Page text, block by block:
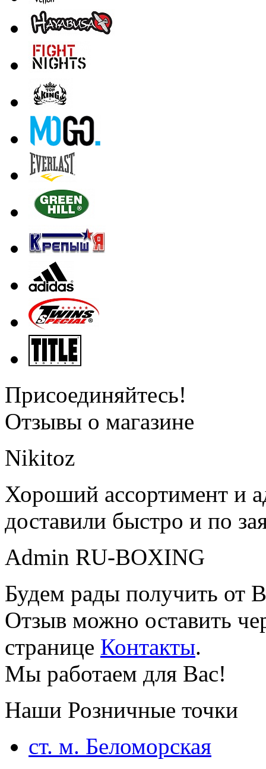
Присоединяйтесь!
Отзывы о магазине
Nikitoz
Хороший ассортимент и
доставили быстро и по
Admin RU-BOXING
Будем рады получить от
Отзыв можно оставить
странице Контакты.
Мы работаем для Вас!
Наши Розничные точки
ст. м. Беломорская